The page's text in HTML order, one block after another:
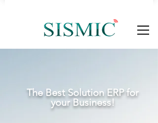
The Best Solution ERP for
your Business!